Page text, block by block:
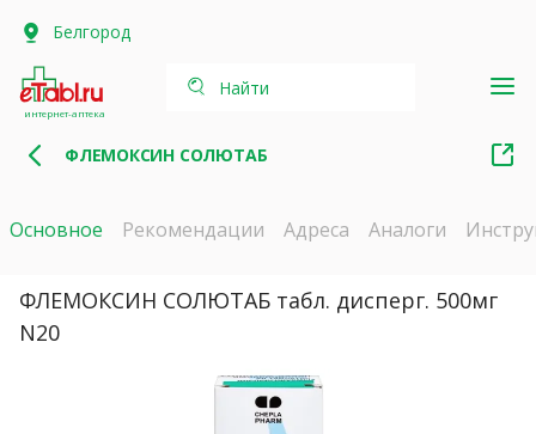
Белгород
интернет-аптека
Найти
ФЛЕМОКСИН СОЛЮТАБ
Основное Рекомендации Адреса Аналоги
ФЛЕМОКСИН СОЛЮТАБ табл. дисперг. 500мг
N20